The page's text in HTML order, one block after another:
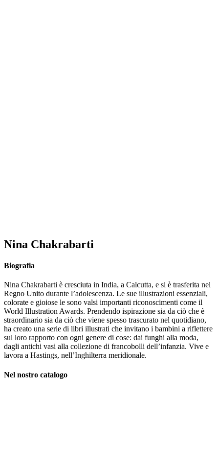
Nina Chakrabarti
Biografia
Nina Chakrabarti è cresciuta in India, a Calcutta, e si è trasferita nel
Regno Unito durante l’adolescenza. Le sue illustrazioni essenziali,
colorate e gioiose le sono valsi importanti riconoscimenti come il
World Illustration Awards. Prendendo ispirazione sia da ciò che è
straordinario sia da ciò che viene spesso trascurato nel quotidiano,
ha creato una serie di libri illustrati che invitano i bambini a riflettere
sul loro rapporto con ogni genere di cose: dai funghi alla moda,
dagli antichi vasi alla collezione di francobolli dell’infanzia. Vive e
lavora a Hastings, nell’Inghilterra meridionale.
Nel nostro catalogo